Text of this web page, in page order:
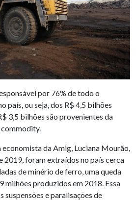
por 76% de todo o
país, ou seja, dos R$ 4,5 bilhões
3,5 bilhões são provenientes da
da Amig, Luciana Mourão,
2019, foram extraídos no país cerca
de minério de ferro, uma queda
milhões produzidos em 2018. Essa
suspensões e paralisações de